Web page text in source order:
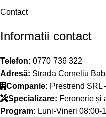
Contact
Informatii contact
Telefon: 0770 736 322
Adresă: Strada Corneliu
Companie: Prestrend SRL
Specializare: Feronerie și
Program: Luni-Vineri 08:00-